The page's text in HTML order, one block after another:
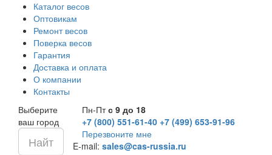
Каталог весов
Оптовикам
Ремонт весов
Поверка весов
Гарантия
Доставка и оплата
О компании
Контакты
Выберите
ваш город
Пн-Птс 9 до 18
+7 (800) 551-61-40 +7 (499) 653-91-96
Перезвоните мне
E-mail: sales@cas-russia.ru